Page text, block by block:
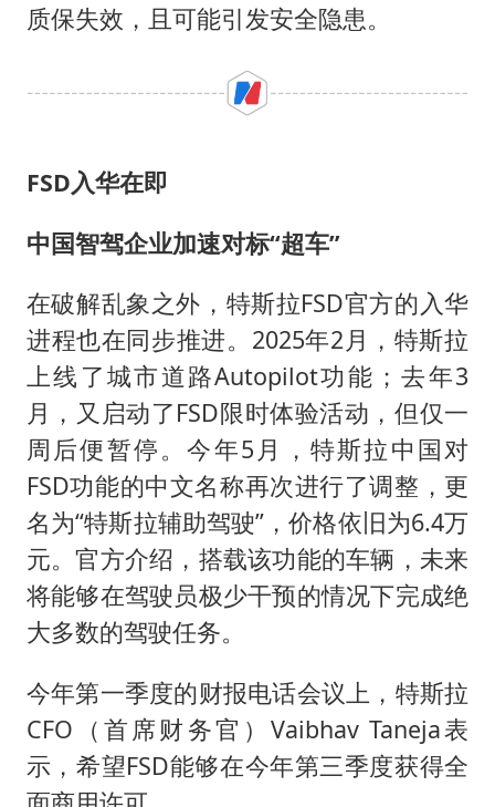
质保失效，且可能引发安全隐患。
FSD入华在即
中国智驾企业加速对标“超车”
在破解乱象之外，特斯拉FSD官方的入华
进程也在同步推进。2025年2月，特斯拉
上线了城市道路Autopilot功能；去年3
月，又启动了FSD限时体验活动，但仅一
周后便暂停。今年5月，特斯拉中国对
FSD功能的中文名称再次进行了调整，更
名为“特斯拉辅助驾驶”，价格依旧为6.4万
元。官方介绍，搭载该功能的车辆，未来
将能够在驾驶员极少干预的情况下完成绝
大多数的驾驶任务。
今年第一季度的财报电话会议上，特斯拉
CFO（首席财务官）Vaibhav Taneja表
示，希望FSD能够在今年第三季度获得全